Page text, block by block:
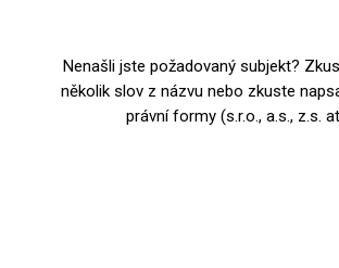
Nenašli jste požadovaný subjekt?
několik slov z názvu nebo zkuste
právní formy (s.r.o., a.s., z.s.